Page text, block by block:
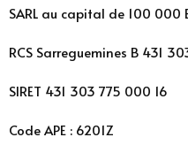
SARL au capital de 100 000
RCS Sarreguemines B 431
SIRET 431 303 775 000 16
Code APE : 6201Z